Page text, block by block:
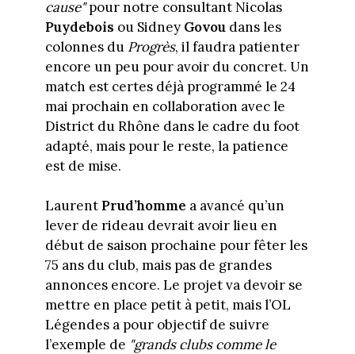
cause"pour notre consultant Nicolas
Puydebois ou Sidney Govoudans les
colonnes du Progrès, il faudra patienter
encore un peu pour avoir du concret. Un
match est certes déjà programmé le 24
mai prochain en collaboration avec le
District du Rhône dans le cadre du foot
adapté, mais pour le reste, la patience
est de mise.
Laurent Prud’homme a avancé qu’un
lever de rideau devrait avoir lieu en
début de saison prochaine pour fêter les
75 ans du club, mais pas de grandes
annonces encore. Le projet va devoir se
mettre en place petit à petit, mais l’OL
Légendes a pour objectif de suivre
l’exemple de "grands clubs comme le